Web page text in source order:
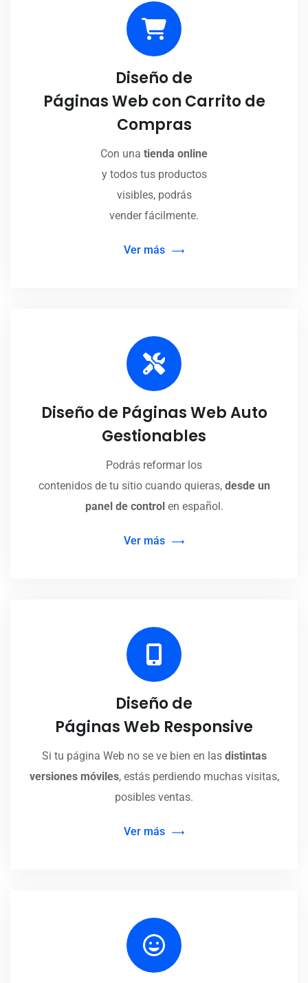
Diseño de
Páginas Web con Carrito de
Compras
Con una tienda online
y todos tus productos
visibles, podrás
vender fácilmente.
Ver más
Diseño de Páginas Web Auto
Gestionables
Podrás reformar los
contenidos de tu sitio cuando quieras, desde un
panel de control en español.
Ver más
Diseño de
Páginas Web Responsive
Si tu página Web no se ve bien en las distintas
versiones móviles, estás perdiendo muchas visitas,
posibles ventas.
Ver más